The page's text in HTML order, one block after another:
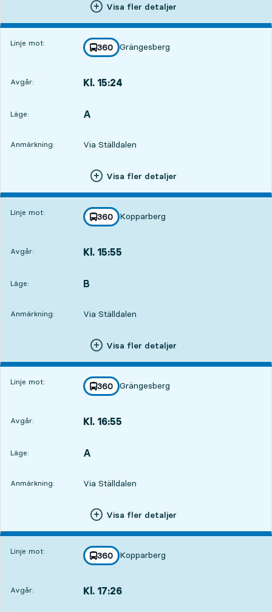
Visa fler detaljer
Linje mot: linje
360
mot
Grängesberg
,
Avgår: Kl. 15:24
Läge:
LÄGE, A
,
Anmärkning: Via Ställdalen
Visa fler detaljer
Linje mot: linje
360
mot
Kopparberg
,
Avgår: Kl. 15:55
Läge:
LÄGE, B
,
Anmärkning: Via Ställdalen
Visa fler detaljer
Linje mot: linje
360
mot
Grängesberg
,
Avgår: Kl. 16:55
Läge:
LÄGE, A
,
Anmärkning: Via Ställdalen
Visa fler detaljer
Linje mot: linje
360
mot
Kopparberg
,
Avgår: Kl. 17:26